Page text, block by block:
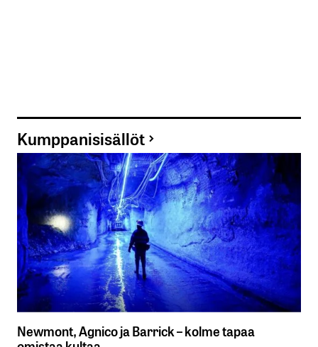
Kumppanisisällöt
Newmont, Agnico ja Barrick – kolme tapaa